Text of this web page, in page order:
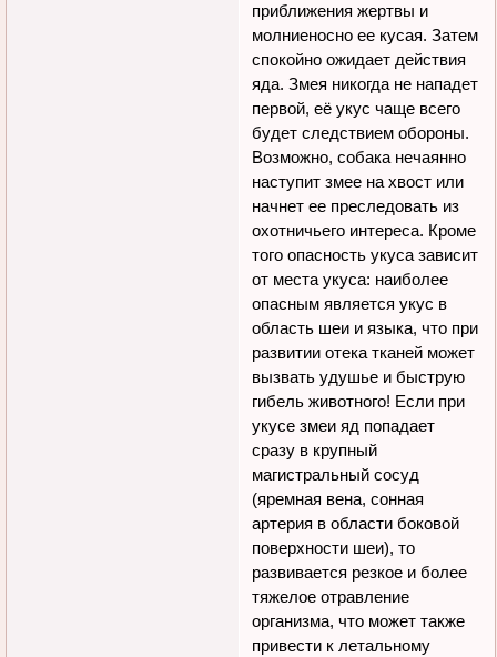
приближения жертвы и
молниеносно ее кусая. Затем
спокойно ожидает действия
яда. Змея никогда не нападет
первой, её укус чаще всего
будет следствием обороны.
Возможно, собака нечаянно
наступит змее на хвост или
начнет ее преследовать из
охотничьего интереса. Кроме
того опасность укуса зависит
от места укуса: наиболее
опасным является укус в
область шеи и языка, что при
развитии отека тканей может
вызвать удушье и быструю
гибель животного! Если при
укусе змеи яд попадает
сразу в крупный
магистральный сосуд
(яремная вена, сонная
артерия в области боковой
поверхности шеи), то
развивается резкое и более
тяжелое отравление
организма, что может также
привести к летальному